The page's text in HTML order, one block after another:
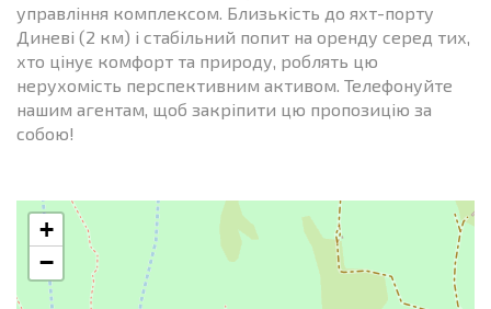
управління комплексом. Близькість до яхт-порту
Диневі (2 км) і стабільний попит на оренду серед тих,
хто цінує комфорт та природу, роблять цю
нерухомість перспективним активом. Телефонуйте
нашим агентам, щоб закріпити цю пропозицію за
собою!
+
−